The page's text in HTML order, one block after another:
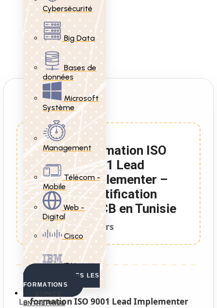
Cybersécurité
Big Data
Bases de
données
Microsoft
Système
Management
Télécom -
Mobile
Web -
Digital
Cisco
IBM
VOIR TOUTES LES
FORMATIONS
ENTREPRISE
Formation ISO
9001 Lead
Implementer –
Certification
PECB en Tunisie
5 Jours
Laformation ISO 9001 Lead Implementer